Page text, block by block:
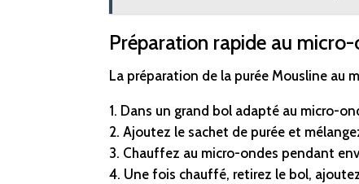
Préparation rapide au micro-
La préparation de la purée Mousline au
Dans un grand bol adapté au micro-
Ajoutez le sachet de purée et
Chauffez au micro-ondes pendant
Une fois chauffé, retirez le bol,